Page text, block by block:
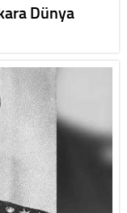
Dünya